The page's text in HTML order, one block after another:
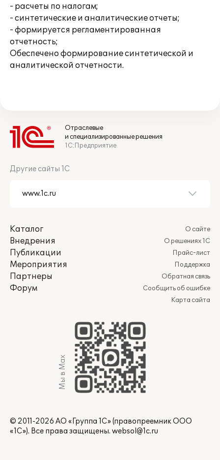
- расчеты по налогам;
- синтетические и аналитические отчеты;
- формируется регламентированная
отчетность;
Обеспечено формирование синтетической и
аналитической отчетности.
Отраслевые
и специализированные решения
1С:Предприятие
Другие сайты 1С
Каталог
Внедрения
Публикации
Мероприятия
Партнеры
Форум
О сайте
О решениях 1С
Прайс-лист
Поддержка
Обратная связь
Сообщить об ошибке
Карта сайта
Мы в Max
© 2011-2026 АО «Группа 1С» (правопреемник ООО
«1С»). Все права защищены. websol@1c.ru